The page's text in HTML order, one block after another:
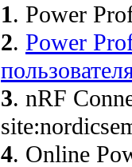
1. Power
2. Power
3. nRF
4. Online